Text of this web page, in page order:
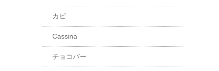
カビ
Cassina
チョコバー